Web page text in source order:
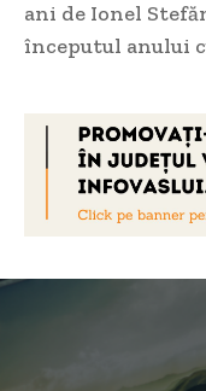
ani de Ionel
începutul anului